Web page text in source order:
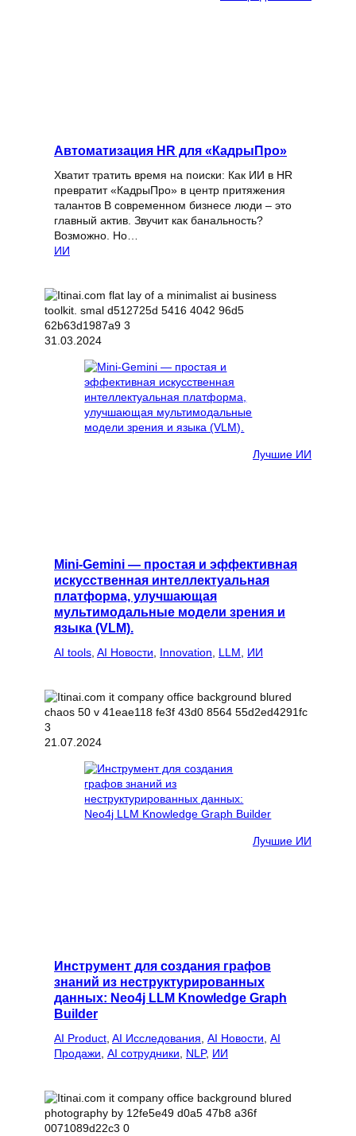
Автоматизация HR для «КадрыПро»
Хватит тратить время на поиски: Как ИИ в HR
превратит «КадрыПро» в центр притяжения
талантов В современном бизнесе люди – это
главный актив. Звучит как банальность?
Возможно. Но…
ИИ
31.03.2024
Лучшие ИИ
Mini-Gemini — простая и эффективная
искусственная интеллектуальная
платформа, улучшающая
мультимодальные модели зрения и
языка (VLM).
AI tools AI Новости Innovation LLM ИИ
21.07.2024
Лучшие ИИ
Инструмент для создания графов
знаний из неструктурированных
данных: Neo4j LLM Knowledge Graph
Builder
AI Product AI Исследования AI Новости AI
Продажи AI сотрудники NLP, ИИ